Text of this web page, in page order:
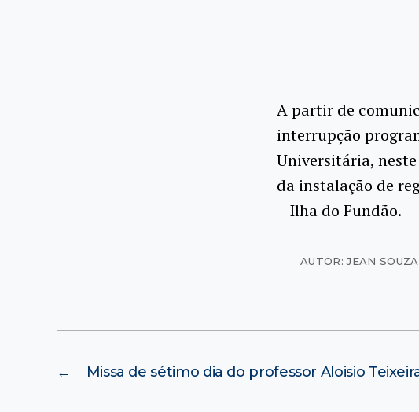
A partir de
interrupção
Universitária,
da instalação de
– Ilha do Fundão.
AUTOR: JEAN
← Missa de sétimo dia do professor Aloisio